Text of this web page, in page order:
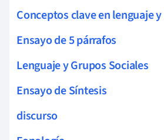
Conceptos clave en lenguaje
Ensayo de 5 párrafos
Lenguaje y Grupos Sociales
Ensayo de Síntesis
discurso